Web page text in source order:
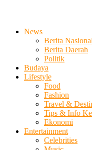
News
Berita
Berita Daerah
Politik
Budaya
Lifestyle
Food
Fashion
Travel &
Tips & Info
Ekonomi
Entertainment
Celebrities